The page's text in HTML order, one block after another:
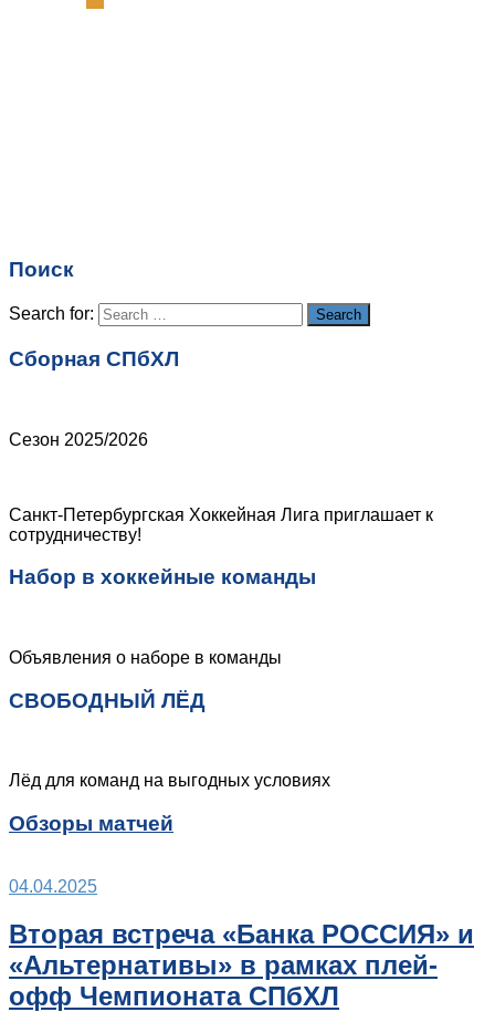
Поиск
Search for: Search
Сборная СПбХЛ
Сезон 2025/2026
Санкт-Петербургская Хоккейная Лига приглашает к
сотрудничеству!
Набор в хоккейные команды
Объявления о наборе в команды
СВОБОДНЫЙ ЛЁД
Лёд для команд на выгодных условиях
Обзоры матчей
04.04.2025
Вторая встреча «Банка РОССИЯ» и
«Альтернативы» в рамках плей-
офф Чемпионата СПбХЛ